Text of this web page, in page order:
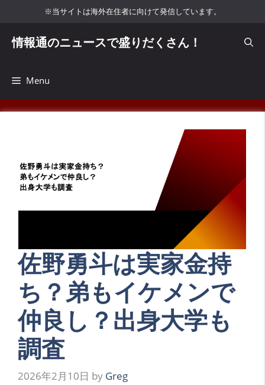
キ
※当サイトは海外在住者に向けて発信しています。
情報通のニュースで盛りだくさん！
Menu
佐野勇斗は実家金持
ち？弟もイケメンで
仲良し？出身大学も
調査
2026年2月10日 by Greg